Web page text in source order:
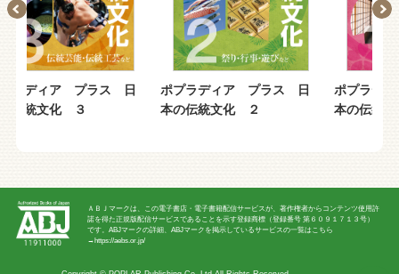
ラス 日
ポプラディア プラス 日
本の伝統文化 ２
ポプラディア プラス
本の伝統文化 １
ＡＢＪマークは、この電子書店・電子書籍配信サービスが、著作権者からコンテンツ使用許
諾を得た正規版配信サービスであることを示す登録商標（登録番号 第６０９１７１３号）
です。ABJマークの詳細、ABJマークを掲示しているサービスの一覧はこちら
→ https://aebs.or.jp/